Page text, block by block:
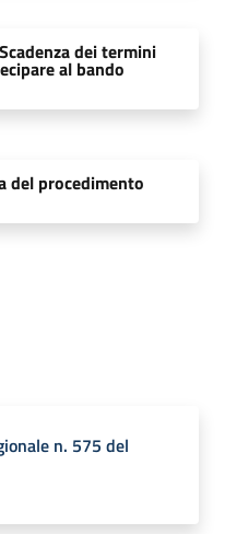
Scadenza dei termini
al bando
del procedimento
n. 575 del